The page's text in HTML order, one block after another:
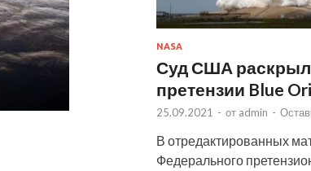
NASA
Суд США раскрыл
претензии Blue
25.09.2021 - от admin -
В отредактированных
Федерального